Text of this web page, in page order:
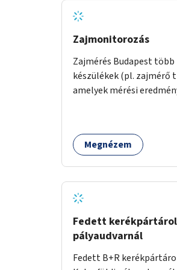
Zajmonitorozás
Zajmérés Budapest
készülékek (pl. zajmérő
amelyek mérési
Megnézem
Fedett
pályaudvarnál
Fedett B+R